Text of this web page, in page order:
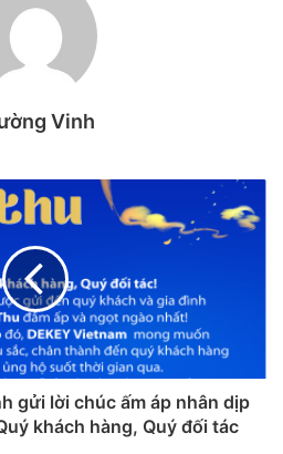
MacBook.
gì?
camera thông minh do Apple
người dùng luôn nằm trong
xoay hoặc zoom / thu phóng
trung tâm khung hình. Tính năng
không sử dụng người cầm máy
nghiệm video mượt mà, tránh bị
Vinh
gửi lời chúc ấm áp nhân dịp
khách hàng, Quý đối tác